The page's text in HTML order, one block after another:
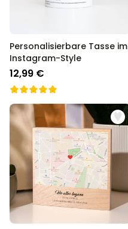
Personalisierbare Tasse im
Instagram-Style
12,99 €